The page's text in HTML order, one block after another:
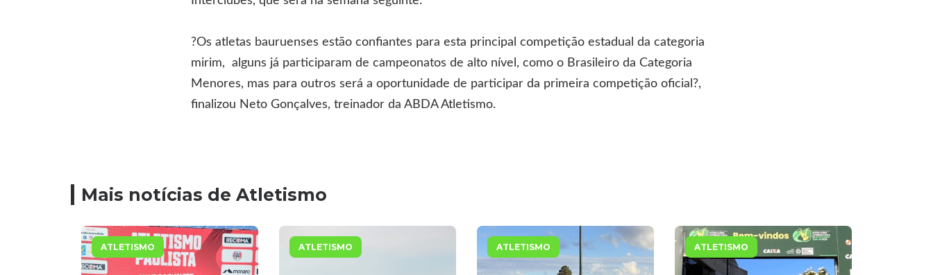
?Os atletas bauruenses estão confiantes para esta principal competição estadual da categoria
mirim, alguns já participaram de campeonatos de alto nível, como o Brasileiro da Categoria
Menores, mas para outros será a oportunidade de participar da primeira competição oficial?,
finalizou Neto Gonçalves, treinador da ABDA Atletismo.
Mais notícias de Atletismo
ATLETISMO ATLETISMO ATLETISMO ATLETISMO